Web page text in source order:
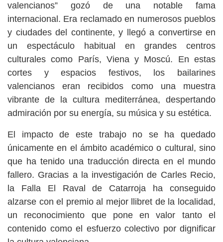
valencianos” gozó de una notable fama
internacional. Era reclamado en numerosos pueblos
y ciudades del continente, y llegó a convertirse en
un espectáculo habitual en grandes centros
culturales como París, Viena y Moscú. En estas
cortes y espacios festivos, los bailarines
valencianos eran recibidos como una muestra
vibrante de la cultura mediterránea, despertando
admiración por su energía, su música y su estética.
El impacto de este trabajo no se ha quedado
únicamente en el ámbito académico o cultural, sino
que ha tenido una traducción directa en el mundo
fallero. Gracias a la investigación de Carles Recio,
la Falla El Raval de Catarroja ha conseguido
alzarse con el premio al mejor llibret de la localidad,
un reconocimiento que pone en valor tanto el
contenido como el esfuerzo colectivo por dignificar